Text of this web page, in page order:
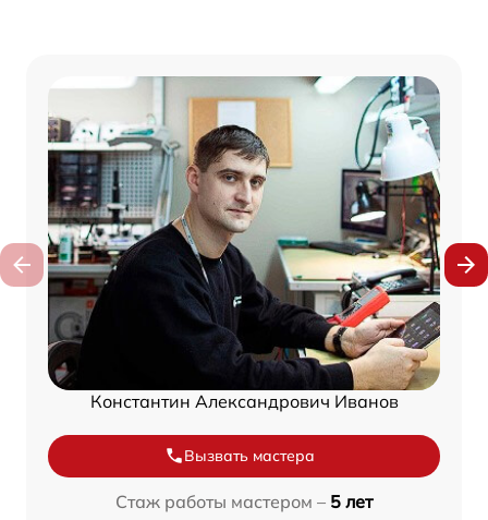
Константин Александрович Иванов
Вызвать мастера
Стаж работы мастером – 5 лет